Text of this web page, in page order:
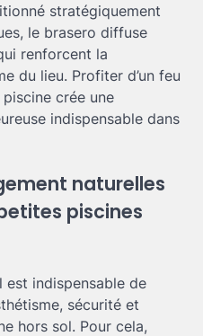
stratégiquement
le brasero diffuse
renforcent la
du lieu. Profiter d’un feu
crée une
indispensable dans
naturelles
piscines
est indispensable de
sécurité et
hors sol. Pour cela,